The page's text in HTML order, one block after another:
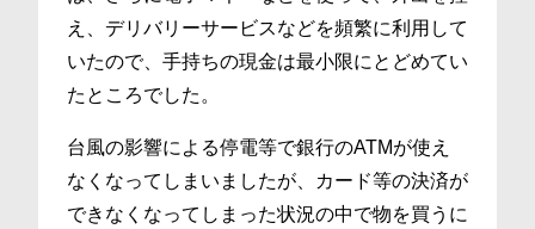
え、デリバリーサービスなどを頻繁に利用して
いたので、手持ちの現金は最小限にとどめてい
たところでした。
台風の影響による停電等で銀行のATMが使え
なくなってしまいましたが、カード等の決済が
できなくなってしまった状況の中で物を買うに